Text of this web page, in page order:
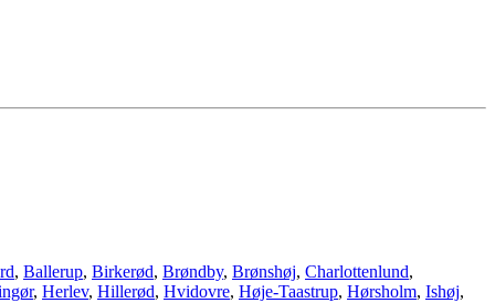
, Ballerup, Birkerød, Brøndby, Brønshøj, Charlottenlund,
, Herlev, Hillerød, Hvidovre, Høje-Taastrup, Hørsholm, Ishøj,